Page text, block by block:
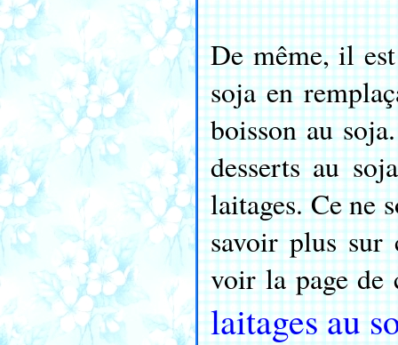
De même, il
soja en
boisson au
desserts au
laitages. Ce ne
savoir plus sur
voir la page de
laitages au